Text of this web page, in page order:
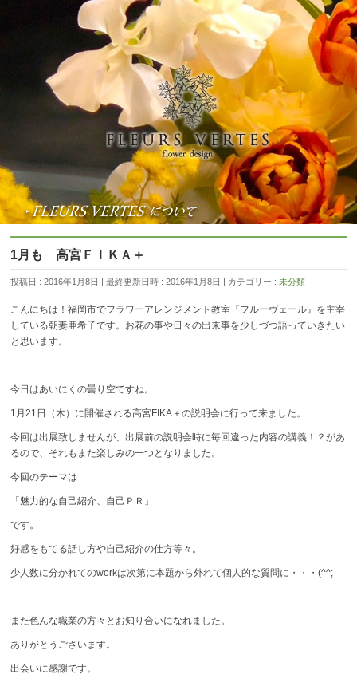
1月も 高宮ＦＩＫＡ＋
投稿日 : 2016年1月8日 最終更新日時 : 2016年1月8日 カテゴリー :未分類
こんにちは！福岡市でフラワーアレンジメント教室『フルーヴェール』を主宰
している朝妻亜希子です。お花の事や日々の出来事を少しづつ語っていきたい
と思います。
今日はあいにくの曇り空ですね。
1月21日（木）に開催される高宮FIKA＋の説明会に行って来ました。
今回は出展致しませんが、出展前の説明会時に毎回違った内容の講義！？があ
るので、それもまた楽しみの一つとなりました。
今回のテーマは
「魅力的な自己紹介、自己ＰＲ」
です。
好感をもてる話し方や自己紹介の仕方等々。
少人数に分かれてのworkは次第に本題から外れて個人的な質問に・・・(^^;
また色んな職業の方々とお知り合いになれました。
ありがとうございます。
出会いに感謝です。